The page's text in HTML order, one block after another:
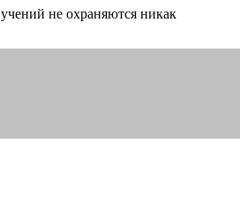
не охраняются никак